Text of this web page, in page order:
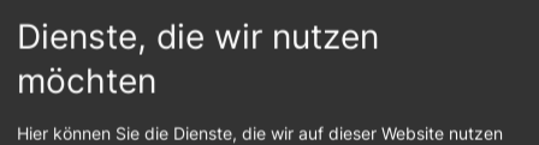
Dienste, die wir nutzen
möchten
Hier können Sie die Dienste, die wir auf dieser Website nutzen